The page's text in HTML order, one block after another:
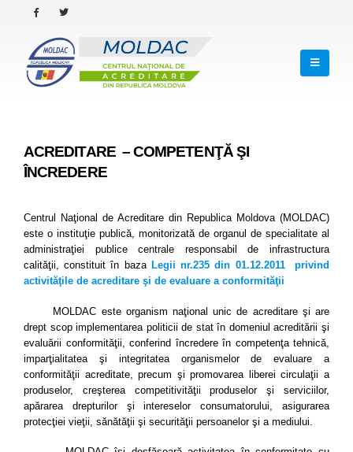
ACREDITARE – COMPETENŢĂ ŞI
ÎNCREDERE
Centrul Naţional de Acreditare din Republica Moldova (MOLDAC)
este o instituţie publică, monitorizată de organul de specialitate al
administraţiei publice centrale responsabil de infrastructura
calităţii, constituit în baza Legii nr.235 din 01.12.2011 privind
activităţile de acreditare şi de evaluare a conformităţii
MOLDAC este organism naţional unic de acreditare şi are
drept scop implementarea politicii de stat în domeniul acreditării şi
evaluării conformităţii, conferind încredere în competenţa tehnică,
imparţialitatea şi integritatea organismelor de evaluare a
conformităţii acreditate, precum şi promovarea liberei circulaţii a
produselor, creşterea competitivităţii produselor şi serviciilor,
apărarea drepturilor şi intereselor consumatorului, asigurarea
protecţiei vieţii, sănătăţii şi securităţii persoanelor şi a mediului.